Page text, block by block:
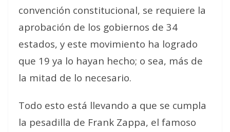
convención constitucional, se requiere la
aprobación de los gobiernos de 34
estados, y este movimiento ha logrado
que 19 ya lo hayan hecho; o sea, más de
la mitad de lo necesario.
Todo esto está llevando a que se cumpla
la pesadilla de Frank Zappa, el famoso